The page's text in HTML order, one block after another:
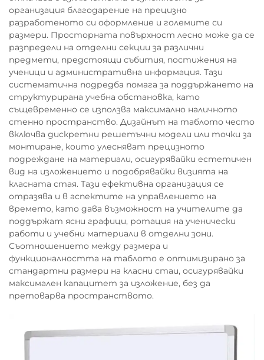
организация благодарение на прецизно
разработеното си оформление и големите си
размери. Просторната повърхност лесно може да се
разпредели на отделни секции за различни
предмети, предстоящи събития, постижения на
ученици и административна информация. Тази
систематична подредба помага за поддържането на
структурирана учебна обстановка, като
същевременно се използва максимално наличното
стенно пространство. Дизайнът на таблото често
включва дискретни решетъчни модели или точки за
монтиране, които улесняват прецизното
подреждане на материали, осигурявайки естетичен
вид на изложението и подобрявайки визията на
класната стая. Тази ефективна организация се
отразява и в аспектите на управлението на
времето, като дава възможност на учителите да
поддържат ясни графици, ротация на ученически
работи и учебни материали в отделни зони.
Съотношението между размера и
функционалността на таблото е оптимизирано за
стандартни размери на класни стаи, осигурявайки
максимален капацитет за изложение, без да
претоварва пространството.